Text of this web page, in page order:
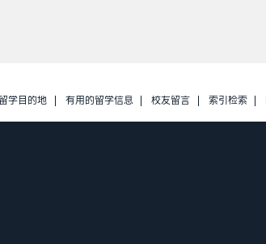
学目的地 有用的留学信息 校友留言 索引检索